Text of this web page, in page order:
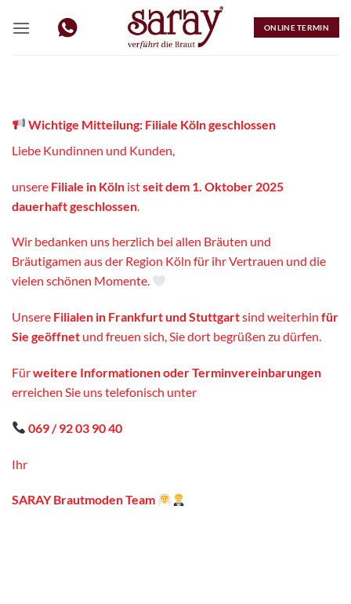
Inhalt
ONLINE TERMIN
Wichtige Mitteilung: Filiale Köln geschlossen
Liebe Kundinnen und Kunden,
unsere Filiale in Köln istseit dem 1. Oktober 2025
dauerhaft geschlossen
Wir bedanken uns herzlich bei allen Bräuten und
Bräutigamen aus der Region Köln für ihr Vertrauen und die
vielen schönen Momente.
Unsere Filialen in Frankfurt und Stuttgartsind weiterhin für
Sie geöffnet und freuen sich, Sie dort begrüßen zu dürfen.
Fürweitere Informationen oder Terminvereinbarungen
erreichen Sie uns telefonisch unter
069 / 92 03 90 40
Ihr
SARAY Brautmoden Team